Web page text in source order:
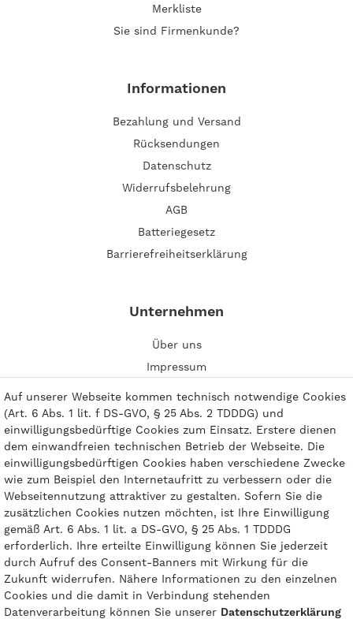
Merkliste
Sie sind Firmenkunde?
Informationen
Bezahlung und Versand
Rücksendungen
Datenschutz
Widerrufsbelehrung
AGB
Batteriegesetz
Barrierefreiheitserklärung
Unternehmen
Über uns
Impressum
Zahlungsarten
Auf unserer Webseite kommen technisch notwendige Cookies
(Art. 6 Abs. 1 lit. f DS-GVO, § 25 Abs. 2 TDDDG) und
einwilligungsbedürftige Cookies zum Einsatz. Erstere dienen
dem einwandfreien technischen Betrieb der Webseite. Die
einwilligungsbedürftigen Cookies haben verschiedene Zwecke
wie zum Beispiel den Internetaufritt zu verbessern oder die
Webseitennutzung attraktiver zu gestalten. Sofern Sie die
zusätzlichen Cookies nutzen möchten, ist Ihre Einwilligung
gemäß Art. 6 Abs. 1 lit. a DS-GVO, § 25 Abs. 1 TDDDG
erforderlich. Ihre erteilte Einwilligung können Sie jederzeit
durch Aufruf des Consent-Banners mit Wirkung für die
Zukunft widerrufen. Nähere Informationen zu den einzelnen
Cookies und die damit in Verbindung stehenden
Datenverarbeitung können Sie unserer Daten­schutz­erklärung